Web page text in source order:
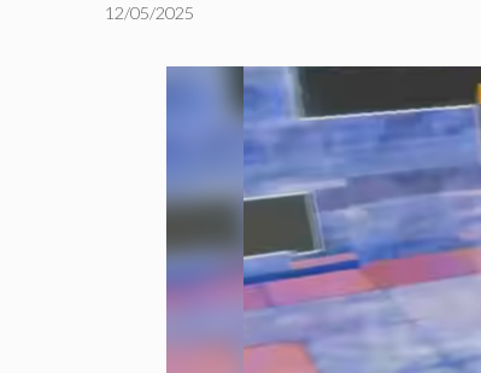
12/05/2025